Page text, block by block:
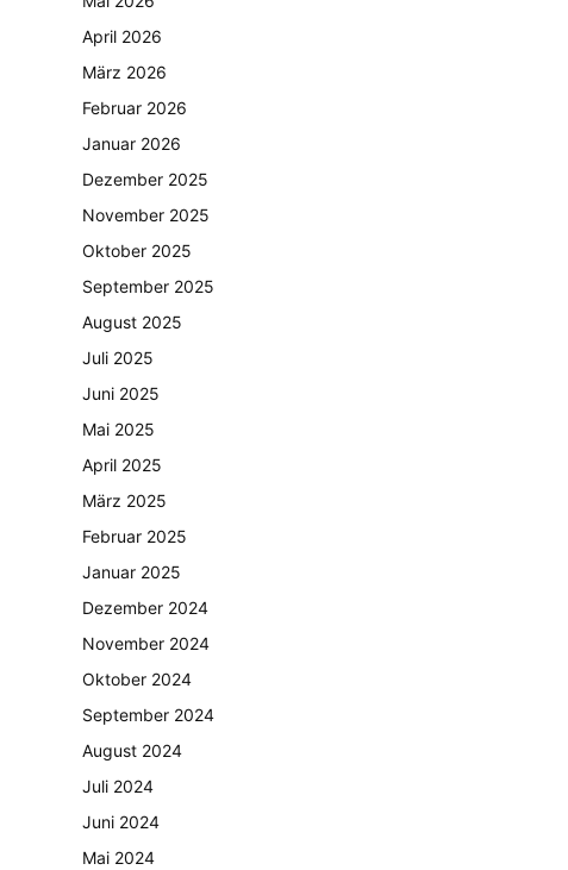
April 2026
März 2026
Februar 2026
Januar 2026
Dezember 2025
November 2025
Oktober 2025
September 2025
August 2025
Juli 2025
Juni 2025
Mai 2025
April 2025
März 2025
Februar 2025
Januar 2025
Dezember 2024
November 2024
Oktober 2024
September 2024
August 2024
Juli 2024
Juni 2024
Mai 2024